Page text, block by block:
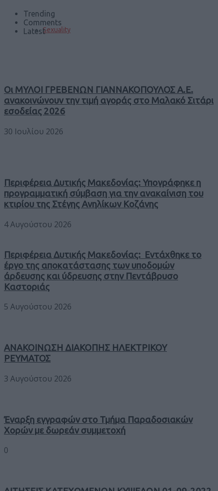
Sexuality
Trending
Comments
Latest
Οι ΜΥΛΟΙ ΓΡΕΒΕΝΩΝ ΓΙΑΝΝΑΚΟΠΟΥΛΟΣ Α.Ε.
ανακοινώνουν την τιμή αγοράς στο Μαλακό Σιτάρι
εσοδείας 2026
30 Ιουλίου 2026
Περιφέρεια Δυτικής Μακεδονίας: Υπογράφηκε η
προγραμματική σύμβαση για την ανακαίνιση του
κτιρίου της Στέγης Ανηλίκων Κοζάνης
4 Αυγούστου 2026
Περιφέρεια Δυτικής Μακεδονίας: Εντάχθηκε το
έργο της αποκατάστασης των υποδομών
άρδευσης και ύδρευσης στην Πεντάβρυσο
Καστοριάς
5 Αυγούστου 2026
ΑΝΑΚΟΙΝΩΣΗ ΔΙΑΚΟΠΗΣ ΗΛΕΚΤΡΙΚΟΥ
ΡΕΥΜΑΤΟΣ
3 Αυγούστου 2026
Έναρξη εγγραφών στο Τμήμα Παραδοσιακών
Χορών με δωρεάν συμμετοχή
0